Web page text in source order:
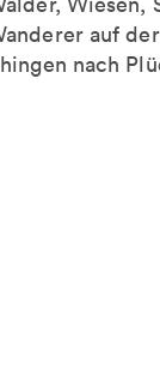
auf
nach